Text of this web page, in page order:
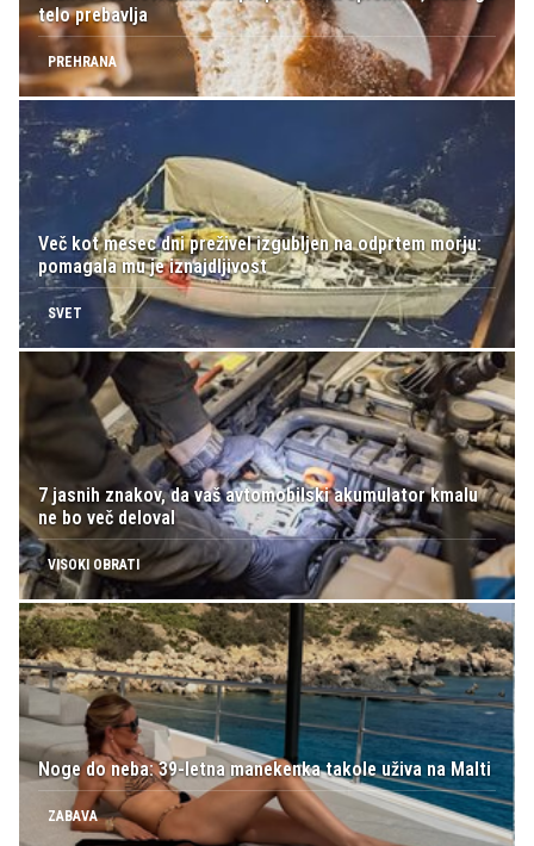
telo prebavlja
PREHRANA
Več kot mesec dni preživel izgubljen na odprtem morju:
pomagala mu je iznajdljivost
SVET
7 jasnih znakov, da vaš avtomobilski akumulator kmalu
ne bo več deloval
VISOKI OBRATI
Noge do neba: 39-letna manekenka takole uživa na Malti
ZABAVA